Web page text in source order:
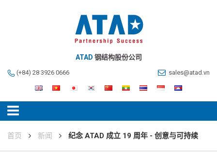
ATAD 钢结构股份公司
(+84) 28 3926 0666 sales@atad.vn
首页 新闻 纪念 ATAD 成立 19 周年 - 创意与可持续